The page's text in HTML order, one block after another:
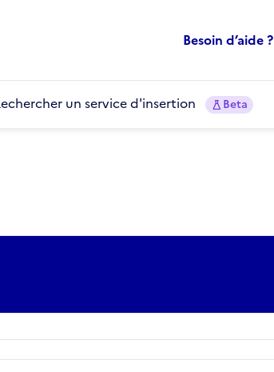
Besoin d’aide ?
un service d'insertion Beta